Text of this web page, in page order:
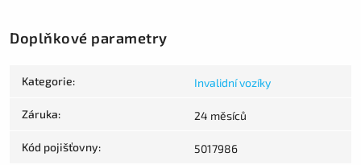
Doplňkové parametry
Kategorie: Invalidní vozíky
Záruka: 24 měsíců
Kód pojišťovny: 5017986